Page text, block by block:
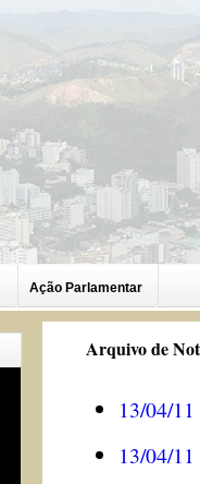
Ação Parlamentar
Arquivo de
13/04/
13/04/